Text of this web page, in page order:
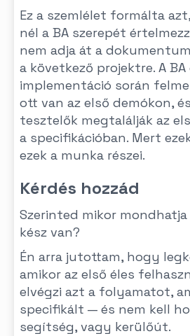
Ez a szemlélet formálta
nél a BA szerepét
nem adja át a
a következő projektre. A
implementáció során
ott van az első demókon,
tesztelők megtalálják az
a specifikációban. Mert
ezek a munka részei.
Kérdés hozzád
Szerinted mikor mondhatja
kész van?
Én arra jutottam, hogy
amikor az első éles
elvégzi azt a folyamatot,
specifikált — és nem kell
segítség, vagy kerülőút.